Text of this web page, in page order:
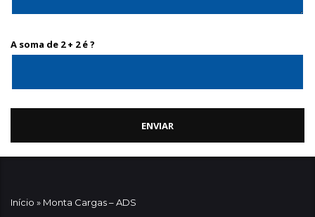
A soma de 2 + 2 é ?
Início » Monta Cargas – ADS